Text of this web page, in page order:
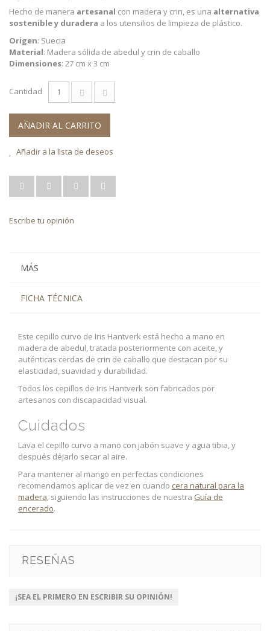
Hecho de manera artesanal con madera y crin, es una alternativa
sostenible y duradera a los utensilios de limpieza de plástico.
Origen: Suecia
Material: Madera sólida de abedul y crin de caballo
Dimensiones: 27 cm x 3 cm
Cantidad
AÑADIR AL CARRITO
Añadir a la lista de deseos
Escribe tu opinión
MÁS
FICHA TÉCNICA
Este cepillo curvo de Iris Hantverk está hecho a mano en
madera de abedul, tratada posteriormente con aceite, y
auténticas cerdas de crin de caballo que destacan por su
elasticidad, suavidad y durabilidad.
Todos los cepillos de Iris Hantverk son fabricados por
artesanos con discapacidad visual.
Cuidados
Lava el cepillo curvo a mano con jabón suave y agua tibia, y
después déjarlo secar al aire.
Para mantener al mango en perfectas condiciones
recomendamos aplicar de vez en cuando cera natural para la
madera, siguiendo las instrucciones de nuestra Guía de
encerado.
RESEÑAS
¡SEA EL PRIMERO EN ESCRIBIR SU OPINIÓN!